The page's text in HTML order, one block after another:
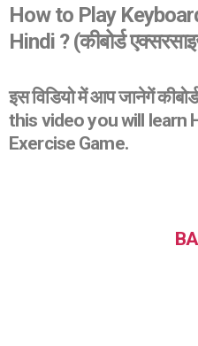
How to Play
Hindi ? (कीबोर्ड
इस विडियो में आप जानेगें
this video you will learn
Exercise Game.